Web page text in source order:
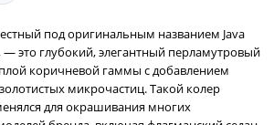
под оригинальным названием Java
— это глубокий, элегантный перламутровый
коричневой гаммы с добавлением
микрочастиц. Такой колер
для окрашивания многих